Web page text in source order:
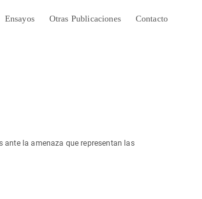
Ensayos Otras Publicaciones Contacto
ante la amenaza que representan las